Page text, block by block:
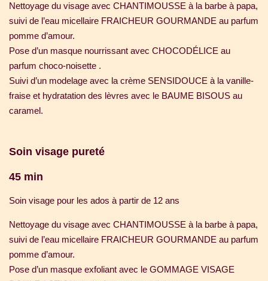
Nettoyage du visage avec CHANTIMOUSSE à la barbe à papa,
suivi de l’eau micellaire FRAICHEUR GOURMANDE au parfum
pomme d’amour.
Pose d’un masque nourrissant avec CHOCODÉLICE au
parfum choco-noisette .
Suivi d’un modelage avec la crème SENSIDOUCE à la vanille-
fraise et hydratation des lèvres avec le BAUME BISOUS au
caramel.
Soin visage pureté
45 min
Soin visage pour les ados à partir de 12 ans
Nettoyage du visage avec CHANTIMOUSSE à la barbe à papa,
suivi de l’eau micellaire FRAICHEUR GOURMANDE au parfum
pomme d’amour.
Pose d’un masque exfoliant avec le GOMMAGE VISAGE